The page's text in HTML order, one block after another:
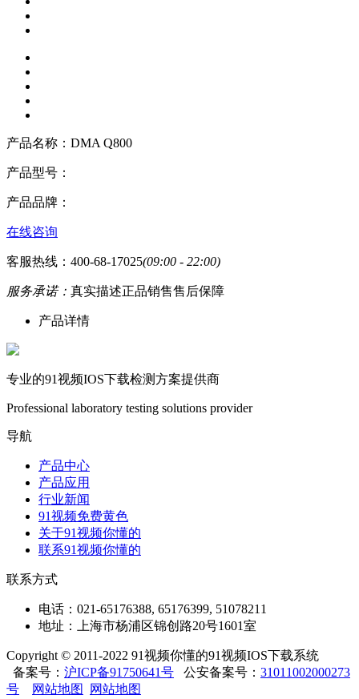
产品名称： DMA Q800
产品型号：
产品品牌：
在线咨询
客服热线：400-68-17025(09:00 - 22:00)
服务承诺： 真实描述正品销售售后保障
产品详情
专业的91视频IOS下载检测方案提供商
Professional laboratory testing solutions provider
导航
产品中心
产品应用
行业新闻
91视频免费黄色
关于91视频你懂的
联系91视频你懂的
联系方式
电话：021-65176388, 65176399, 51078211
地址：上海市杨浦区锦创路20号1601室
Copyright © 2011-2022 91视频你懂的91视频IOS下载系统
备案号： 沪ICP备91750641号 公安备案号： 31011002000273
号
网站地图 网站地图